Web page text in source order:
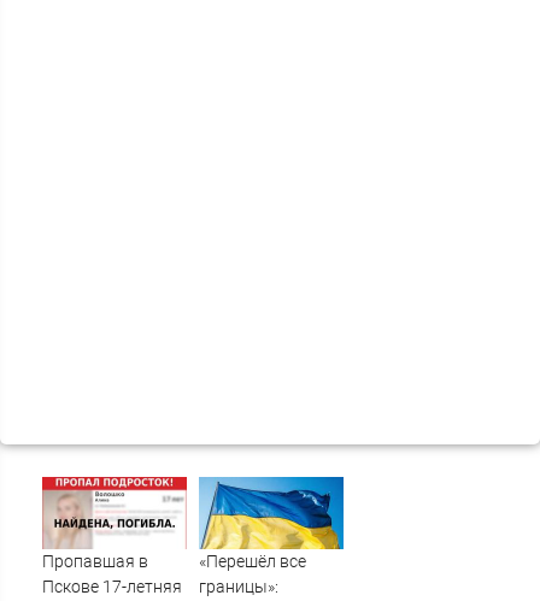
Пропавшая в
Пскове 17-летняя
«Перешёл все
границы»: